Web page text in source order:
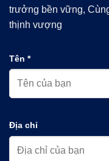
trưởng bền vững,
thịnh vượng
Tên *
Địa chỉ